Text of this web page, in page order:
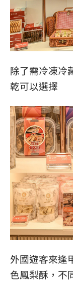
除了需冷凍冷
乾可以選擇
外國遊客來逢
色鳳梨酥，不